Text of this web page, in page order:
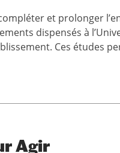
et prolonger
dispensés à
Ces études
Agir